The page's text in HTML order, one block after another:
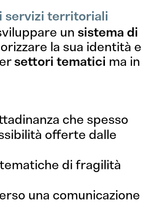
servizi territoriali
un sistema di
la sua identità e
settori tematici ma in
che spesso
offerte dalle
di fragilità
una comunicazione